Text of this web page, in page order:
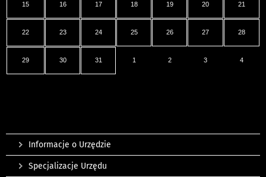
15 16 17 18 19 20 21
22 23 24 25 26 27 28
29 30 31 1 2 3 4
Informacje o Urzędzie
Specjalizacje Urzędu